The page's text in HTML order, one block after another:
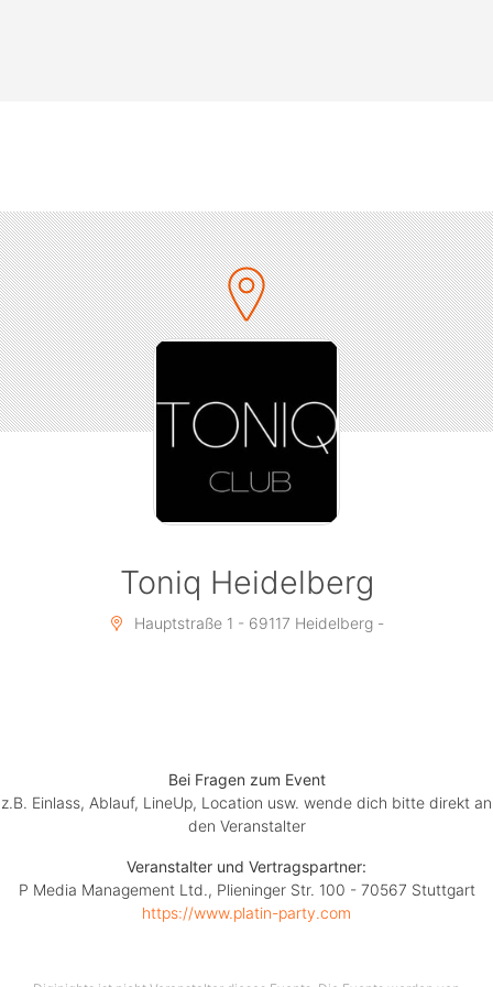
+ Cocktail-Bar
+ Champagne & Candy
+ Raucher-Lounge
+ VIP-CARD Gewinnspiel​
Für Fotos, Ticket-Verlosung & Einladungen bei
Facebook Platin Party liken
www.facebook.com/PlatinParty
INVITE YOUR FRIENDS! Bitte weitersagen.
PARKEN im Parkhaus Darmstädter Hof zum Nachttarif
(21.00 - 04.00 Uhr): max. 4,00 €. Das Parkhaus ist
Tisch-Reservierungen empfohlen unter:
https://www.toniq-club.de/contact
SOCIAL MEDIA
www.facebook.com/PlatinParty
www.instagram.com/platin.party
www.tiktok.com/@platinparty
www.youtube.com/PlatinParty
Toniq Heidelberg
Hauptstraße 1 - 69117 Heidelberg -
Bei Fragen zum Event
z.B. Einlass, Ablauf, LineUp, Location usw. wende dich bitte direkt an
den Veranstalter
Veranstalter und Vertragspartner:
P Media Management Ltd., Plieninger Str. 100 - 70567 Stuttgart
https://www.platin-party.com